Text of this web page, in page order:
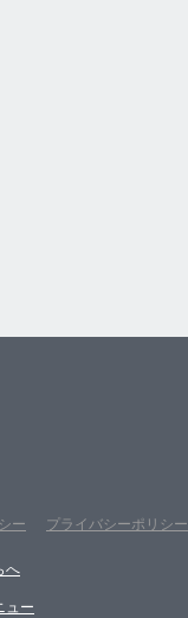
ー プライバシーポリシー
へ
ュー